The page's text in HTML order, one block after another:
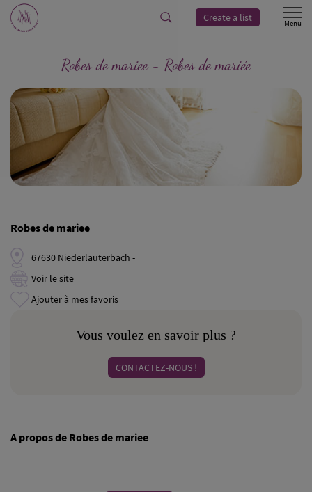
Create a list
Robes de mariee - Robes de mariée
Robes de mariee
67630 Niederlauterbach -
Voir le site
Ajouter à mes favoris
Vous voulez en savoir plus ?
CONTACTEZ-NOUS !
A propos de Robes de mariee